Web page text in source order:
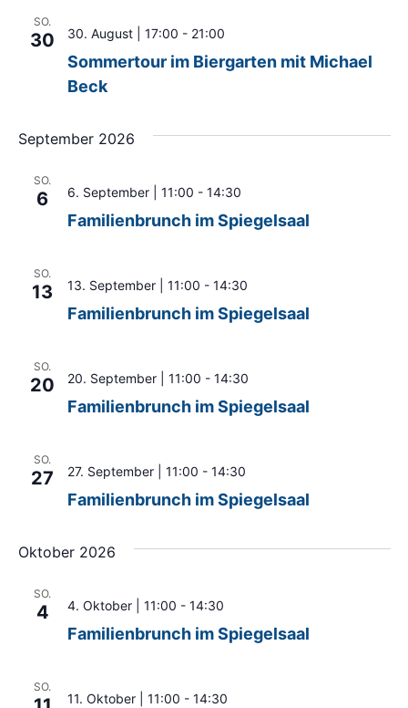
SO.
30
Sommertour im Biergarten mit Michael
Beck
30. August | 17:00 - 21:00
September 2026
SO.
6
Familienbrunch im Spiegelsaal
6. September | 11:00 - 14:30
SO.
13
Familienbrunch im Spiegelsaal
13. September | 11:00 - 14:30
SO.
20
Familienbrunch im Spiegelsaal
20. September | 11:00 - 14:30
SO.
27
Familienbrunch im Spiegelsaal
27. September | 11:00 - 14:30
Oktober 2026
SO.
4
Familienbrunch im Spiegelsaal
4. Oktober | 11:00 - 14:30
SO.
11. Oktober | 11:00 - 14:30